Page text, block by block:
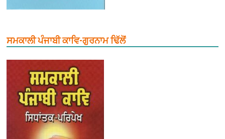
ਸਮਕਾਲੀ ਪੰਜਾਬੀ ਕਾਵਿ-ਗੁਰਨਾਮ ਢਿੱਲੋਂ